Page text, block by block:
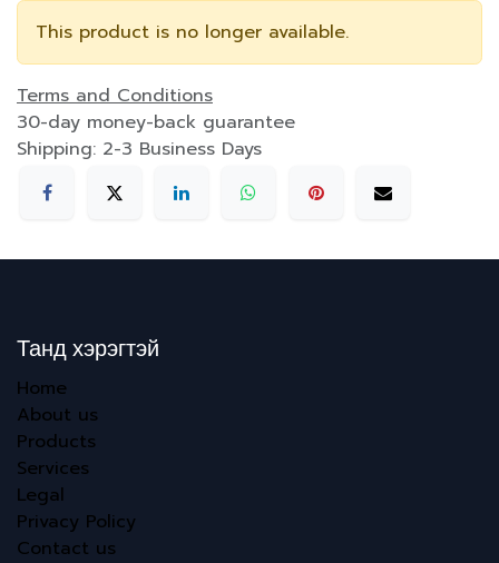
This product is no longer available.
Terms and Conditions
30-day money-back guarantee
Shipping: 2-3 Business Days
Танд хэрэгтэй
Home
About us
Products
Services
Legal
Privacy Policy
Contact us